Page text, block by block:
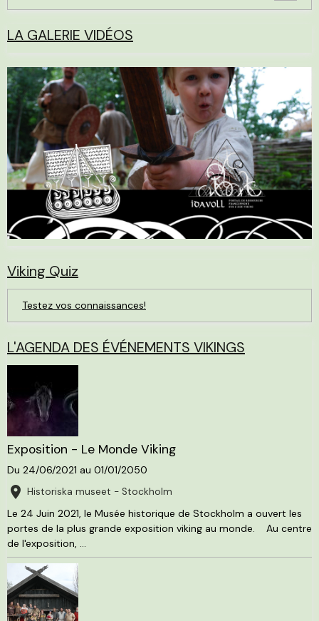
LA GALERIE VIDÉOS
Viking Quiz
Testez vos connaissances!
L'AGENDA DES ÉVÉNEMENTS VIKINGS
Exposition - Le Monde Viking
Du 24/06/2021 au 01/01/2050
Historiska museet - Stockholm
Le 24 Juin 2021, le Musée historique de Stockholm a ouvert les
portes de la plus grande exposition viking au monde. Au centre
de l'exposition, ...